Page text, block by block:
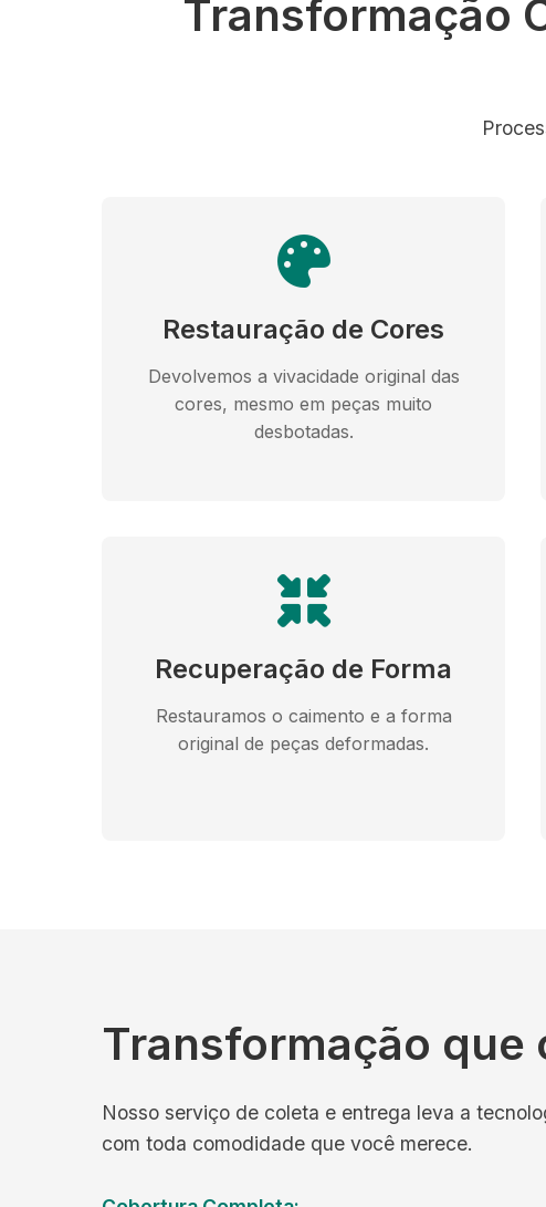
Transformação
Restauração de Cores
Devolvemos a vivacidade original das
cores, mesmo em peças muito
desbotadas.
Recuperação de Forma
Restauramos o caimento e a forma
original de peças deformadas.
Transformação que
Nosso serviço de coleta e entrega leva a
com toda comodidade que você merece.